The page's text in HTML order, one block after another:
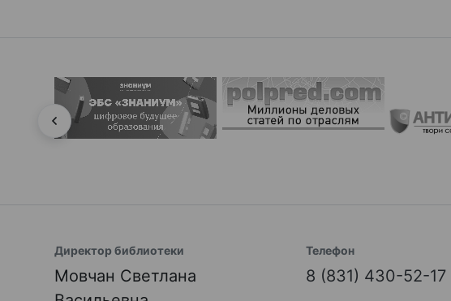
Директор библиотеки
Мовчан Светлана
Телефон
8 (831) 430-52-17